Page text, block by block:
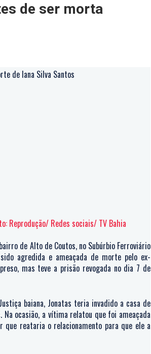
de ser morta
de Iana Silva Santos
Reprodução/ Redes sociais/ TV Bahia
de Alto de Coutos, no Subúrbio Ferroviário
agredida e ameaçada de morte pelo ex-
mas teve a prisão revogada no dia 7 de
baiana, Jonatas teria invadido a casa de
ocasião, a vítima relatou que foi ameaçada
reataria o relacionamento para que ele a